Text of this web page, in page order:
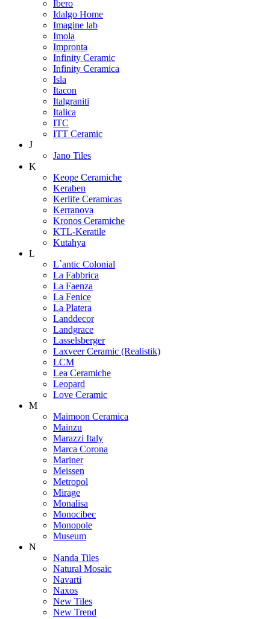
Ibero
Idalgo Home
Imagine lab
Imola
Impronta
Infinity Ceramic
Infinity Ceramica
Isla
Itacon
Italgraniti
Italica
ITC
ITT Ceramic
J
Jano Tiles
K
Keope Ceramiche
Keraben
Kerlife Ceramicas
Kerranova
Kronos Ceramiche
KTL-Keratile
Kutahya
L
L`antic Colonial
La Fabbrica
La Faenza
La Fenice
La Platera
Landdecor
Landgrace
Lasselsberger
Laxveer Ceramic (Realistik)
LCM
Lea Ceramiche
Leopard
Love Ceramic
M
Maimoon Ceramica
Mainzu
Marazzi Italy
Marca Corona
Mariner
Meissen
Metropol
Mirage
Monalisa
Monocibec
Monopole
Museum
N
Nanda Tiles
Natural Mosaic
Navarti
Naxos
New Tiles
New Trend